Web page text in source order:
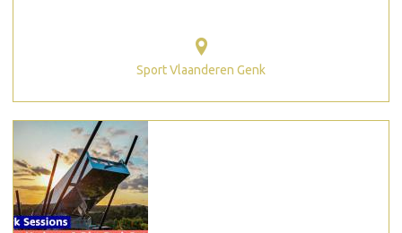
Sport Vlaanderen Genk